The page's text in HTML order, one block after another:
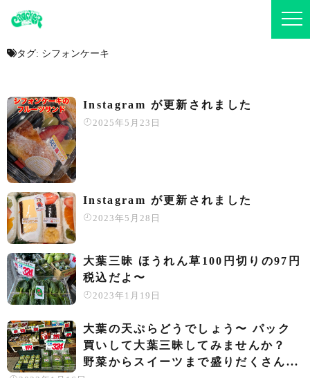
タグ: シフォンケーキ
Instagram が更新されました
2025年5月23日
Instagram が更新されました
2023年5月28日
大葉三昧️ ほうれん草100円切りの97円
税込だよ〜️
2023年1月19日
大葉の天ぷらどうでしょう〜️ パック
買いして大葉三昧してみませんか？
野菜からスイーツまで盛りだくさん️...